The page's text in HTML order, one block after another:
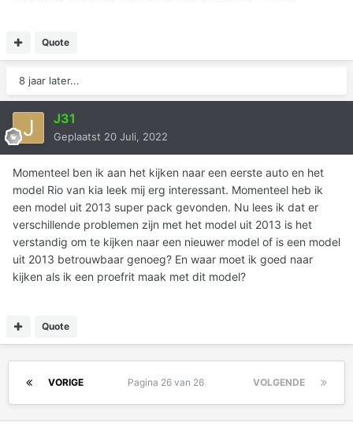
Quote
8 jaar later...
J31
Geplaatst 20 Juli, 2022
Momenteel ben ik aan het kijken naar een eerste auto en het
model Rio van kia leek mij erg interessant. Momenteel heb ik
een model uit 2013 super pack gevonden. Nu lees ik dat er
verschillende problemen zijn met het model uit 2013 is het
verstandig om te kijken naar een nieuwer model of is een model
uit 2013 betrouwbaar genoeg? En waar moet ik goed naar
kijken als ik een proefrit maak met dit model?
Quote
VORIGE VOLGENDE
Pagina 26 van 26